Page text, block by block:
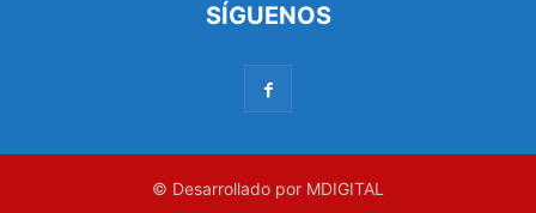
SÍGUENOS
© Desarrollado por MDIGITAL